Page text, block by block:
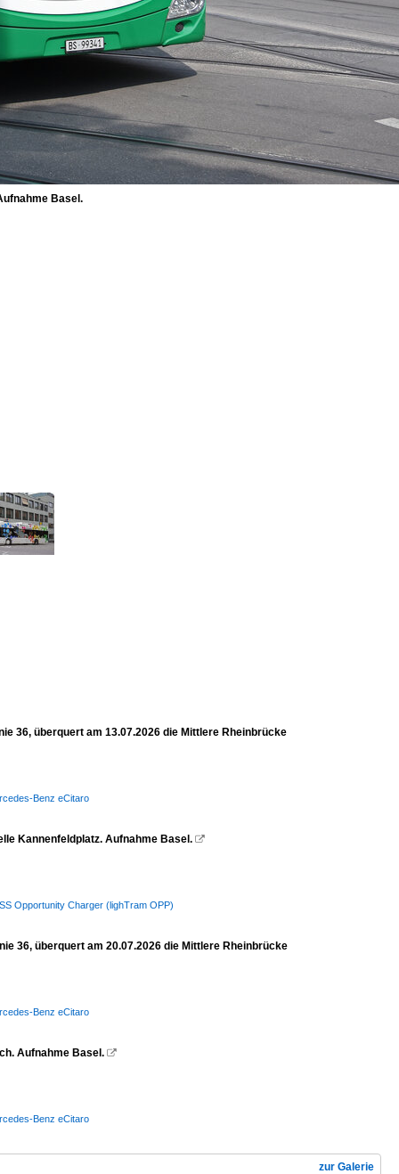
Basel.
36, überquert am 13.07.2026 die Mittlere Rheinbrücke
Benz eCitaro
Kannenfeldplatz. Aufnahme Basel. 
Opportunity Charger (lighTram OPP)
36, überquert am 20.07.2026 die Mittlere Rheinbrücke
Benz eCitaro
Aufnahme Basel. 
Benz eCitaro
zur Galerie